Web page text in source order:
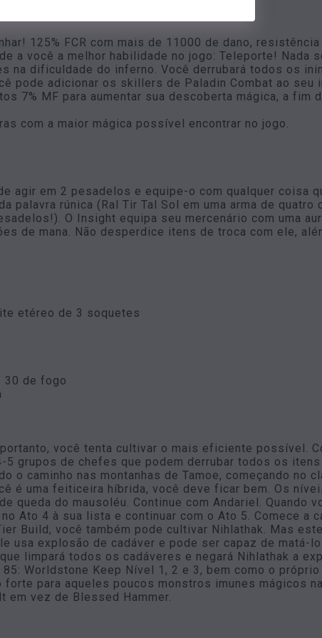
125% FCR com mais de 11000 de dano,
a você a melhor habilidade no jogo: Teleporte! Nada
na dificuldade do inferno. Você derrubará todos os
pode adicionar os skillers de Paladin Combat ao seu
7% MF para aumentar sua descoberta mágica, a fim
com a maior mágica possível encontrar no jogo.
agir em 2 pesadelos e equipe-o com qualquer coisa
palavra rúnica (Ral Tir Tal Sol em uma arma de quatro
O Insight equipa seu mercenário com uma
de mana. Não desperdice itens de troca com ele,
etéreo de 3 soquetes
30 de fogo
você tenta cultivar o mais eficiente possível.
5 grupos de chefes que podem derrubar todos os
o caminho nas montanhas de Tamoe, começando no
é uma feiticeira híbrida, você deve ficar bem. Os
queda do mausoléu. Continue com Andariel. Quando
Ato 4 à sua lista e continuar com o Ato 5. Comece a
Build, você também pode cultivar Nihlathak. Mas
usa explosão de cadáver e pode ser capaz de matá-
limpará todos os cadáveres e negará Nihlathak a
Worldstone Keep Nível 1, 2 e 3, bem como o próprio
para aqueles poucos monstros imunes mágicos
em vez de Blessed Hammer.